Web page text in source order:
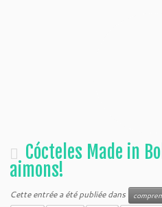
Cócteles Made in
aimons!
Cette entrée a été publiée dans